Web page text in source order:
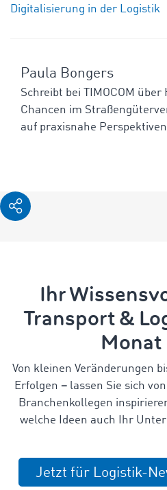
Digitalisierung in der Logistik
Paula Bongers
Schreibt bei TIMOCOM
Chancen im
auf praxisnahe
Ihr
Transport &
Monat
Von kleinen Veränderungen
Erfolgen –lassen Sie sich
Branchenkollegen
welche Ideen auch Ihr
Jetzt für Logistik-